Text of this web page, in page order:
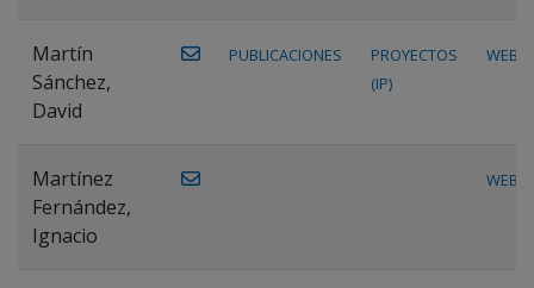
Martín
Sánchez,
David
PUBLICACIONES
PROYECTOS
(IP)
WEB
Martínez
Fernández,
Ignacio
WEB